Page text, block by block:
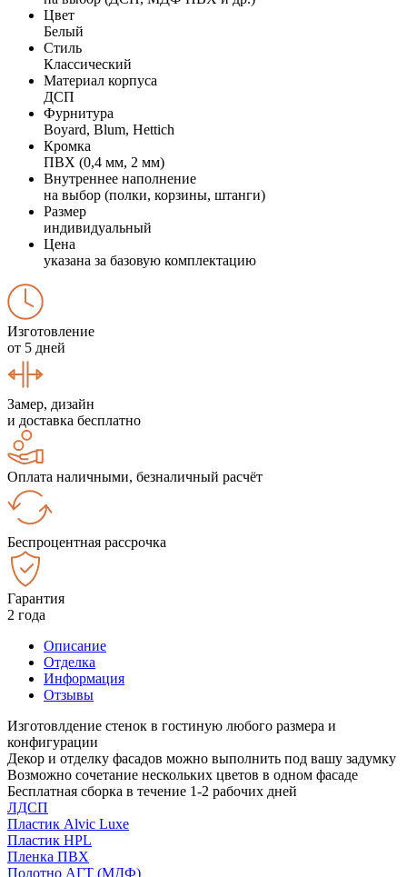
Цвет
Белый
Стиль
Классический
Материал корпуса
ДСП
Фурнитура
Boyard, Blum, Hettich
Кромка
ПВХ (0,4 мм, 2 мм)
Внутреннее наполнение
на выбор (полки, корзины, штанги)
Размер
индивидуальный
Цена
указана за базовую комплектацию
Изготовление
от 5 дней
Замер, дизайн
и доставка бесплатно
Оплата наличными, безналичный расчёт
Беспроцентная рассрочка
Гарантия
2 года
Описание
Отделка
Информация
Отзывы
Изготовлдение стенок в гостиную любого размера и
конфигурации
Декор и отделку фасадов можно выполнить под вашу задумку
Возможно сочетание нескольких цветов в одном фасаде
Бесплатная сборка в течение 1-2 рабочих дней
ЛДСП
Пластик Alvic Luxe
Пластик HPL
Пленка ПВХ
Полотно АГТ (МДФ)